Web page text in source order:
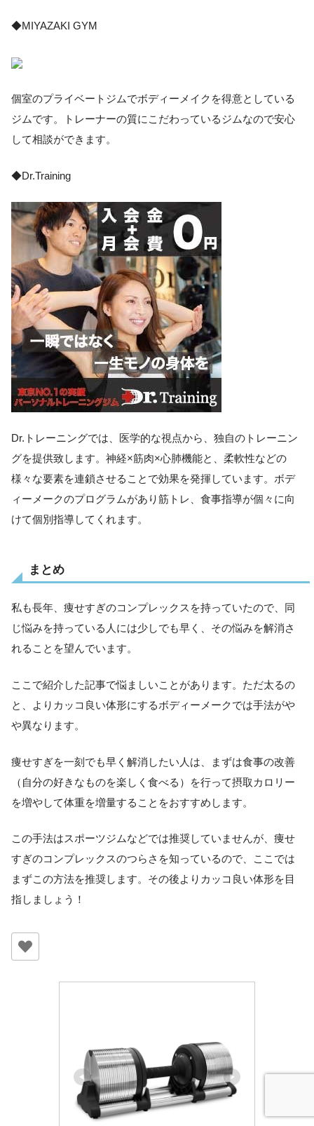
◆MIYAZAKI GYM
個室のプライベートジムでボディーメイクを得意としている
ジムです。トレーナーの質にこだわっているジムなので安心
して相談ができます。
◆Dr.Training
Dr.トレーニングでは、医学的な視点から、独自のトレーニン
グを提供致します。神経×筋肉×心肺機能と、柔軟性などの
様々な要素を連鎖させることで効果を発揮しています。ボデ
ィーメークのプログラムがあり筋トレ、食事指導が個々に向
けて個別指導してくれます。
まとめ
私も長年、痩せすぎのコンプレックスを持っていたので、同
じ悩みを持っている人には少しでも早く、その悩みを解消さ
れることを望んでいます。
ここで紹介した記事で悩ましいことがあります。ただ太るの
と、よりカッコ良い体形にするボディーメークでは手法がや
や異なります。
痩せすぎを一刻でも早く解消したい人は、まずは食事の改善
（自分の好きなものを楽しく食べる）を行って摂取カロリー
を増やして体重を増量することをおすすめします。
この手法はスポーツジムなどでは推奨していませんが、痩せ
すぎのコンプレックスのつらさを知っているので、ここでは
まずこの方法を推奨します。その後よりカッコ良い体形を目
指しましょう！